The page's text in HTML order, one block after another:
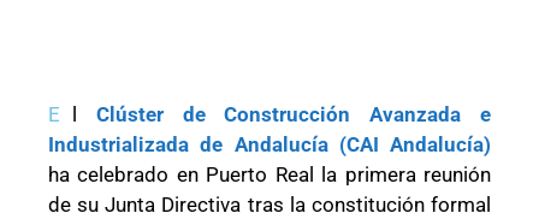
E
Clúster de Construcción Avanzada e
Industrializada de Andalucía (CAI Andalucía)
ha celebrado en Puerto Real la primera reunión
de su Junta Directiva tras la constitución formal